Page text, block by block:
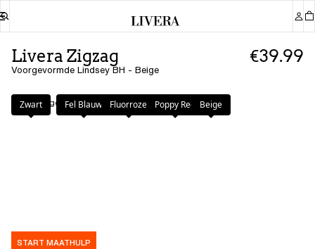
Livera Zigzag
Voorgevormde Lindsey BH - Beige
€39.99
Kleur: Beige
Zwart Fel Blauw Fluorroze Poppy Red Beige
START MAATHULP